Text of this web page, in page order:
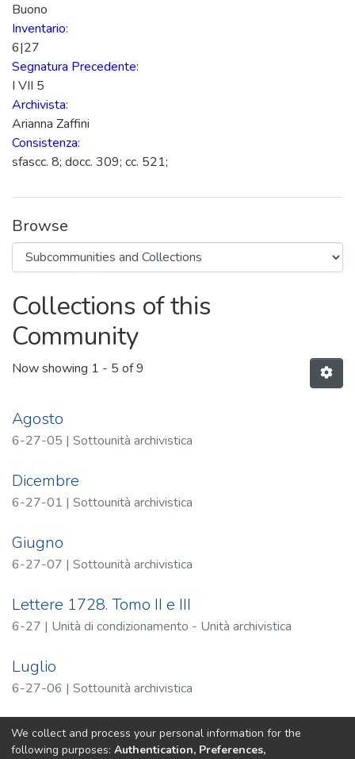
Buono
Inventario:
6|27
Segnatura Precedente:
I VII 5
Archivista:
Arianna Zaffini
Consistenza:
sfascc. 8; docc. 309; cc. 521;
Browse
Collections of this
Community
Now showing 1 - 5 of 9
Agosto
6-27-05 | Sottounità archivistica
Dicembre
6-27-01 | Sottounità archivistica
Giugno
6-27-07 | Sottounità archivistica
Lettere 1728. Tomo II e III
6-27 | Unità di condizionamento - Unità archivistica
Luglio
6-27-06 | Sottounità archivistica
« 1(current)
2 »
We collect and process your personal information for the
following purposes: Authentication, Preferences,